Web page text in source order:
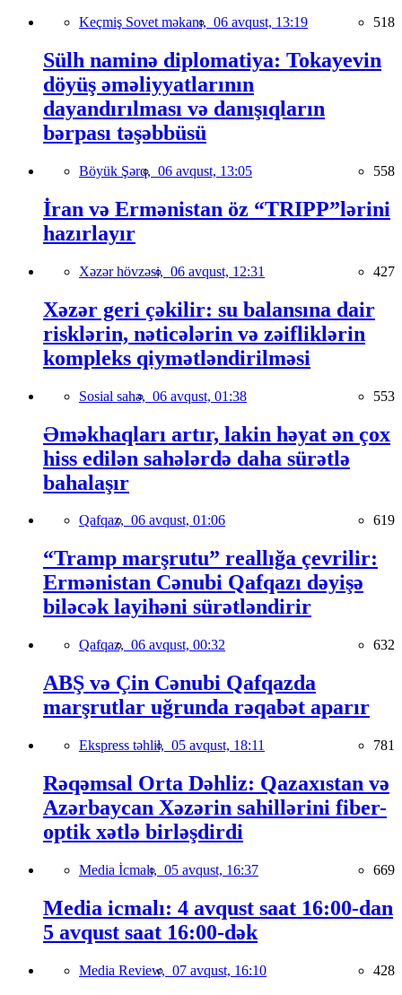
Keçmiş Sovet məkanı, 06 avqust, 13:19 518
Sülh naminə diplomatiya: Tokayevin
döyüş əməliyyatlarının
dayandırılması və danışıqların
bərpası təşəbbüsü
Böyük Şərq, 06 avqust, 13:05 558
İran və Ermənistan öz “TRIPP”lərini
hazırlayır
Xəzər hövzəsi, 06 avqust, 12:31 427
Xəzər geri çəkilir: su balansına dair
risklərin, nəticələrin və zəifliklərin
kompleks qiymətləndirilməsi
Sosial sahə, 06 avqust, 01:38 553
Əməkhaqları artır, lakin həyat ən çox
hiss edilən sahələrdə daha sürətlə
bahalaşır
Qafqaz, 06 avqust, 01:06 619
“Tramp marşrutu” reallığa çevrilir:
Ermənistan Cənubi Qafqazı dəyişə
biləcək layihəni sürətləndirir
Qafqaz, 06 avqust, 00:32 632
ABŞ və Çin Cənubi Qafqazda
marşrutlar uğrunda rəqabət aparır
Ekspress təhlil, 05 avqust, 18:11 781
Rəqəmsal Orta Dəhliz: Qazaxıstan və
Azərbaycan Xəzərin sahillərini fiber-
optik xətlə birləşdirdi
Media İcmalı, 05 avqust, 16:37 669
Media icmalı: 4 avqust saat 16:00-dan
5 avqust saat 16:00-dək
Media Review, 07 avqust, 16:10 428